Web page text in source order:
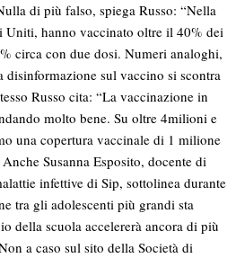
di più falso, spiega Russo: “Nella
Uniti, hanno vaccinato oltre il 40% dei
circa con due dosi. Numeri analoghi,
sul vaccino si scontra
Russo cita: “La vaccinazione in
molto bene. Su oltre 4milioni e
una copertura vaccinale di 1 milione
Susanna Esposito, docente di
infettive di Sip, sottolinea durante
tra gli adolescenti più grandi sta
della scuola accelererà ancora di più
a caso sul sito della Società di